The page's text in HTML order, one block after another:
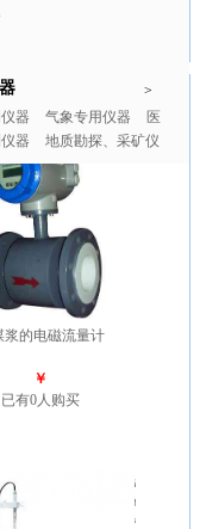
>
器 气象专用仪器
医
器
地质勘探、采矿仪
更多>>
浆的电磁流量计
￥
已有0人购买